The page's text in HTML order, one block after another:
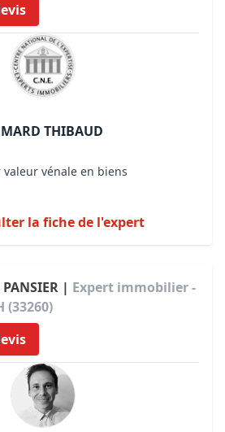
THIBAUD
vénale en biens
la fiche de l'expert
| Expert immobilier -
(33260)